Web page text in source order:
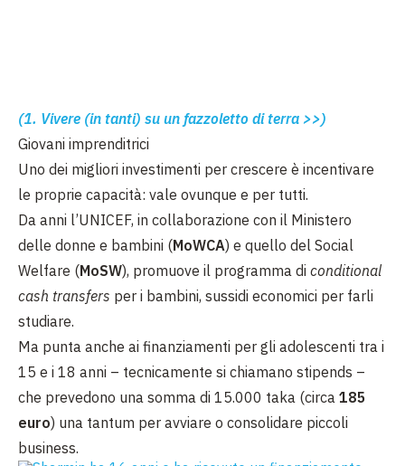
(1. Vivere (in tanti) su un fazzoletto di terra >>)
Giovani imprenditrici
Uno dei migliori investimenti per crescere è incentivare
le proprie capacità: vale ovunque e per tutti.
Da anni l’UNICEF, in collaborazione con il Ministero
delle donne e bambini (MoWCA) e quello del Social
Welfare (MoSW), promuove il programma di conditional
cash transfers per i bambini, sussidi economici per farli
studiare.
Ma punta anche ai finanziamenti per gli adolescenti tra i
15 e i 18 anni – tecnicamente si chiamano stipends –
che prevedono una somma di 15.000 taka (circa 185
euro) una tantum per avviare o consolidare piccoli
business.